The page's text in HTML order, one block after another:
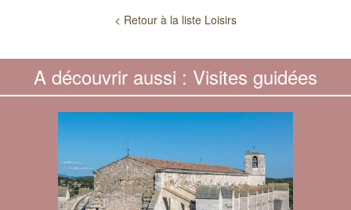
< Retour à la liste Loisirs
A découvrir aussi : Visites guidées